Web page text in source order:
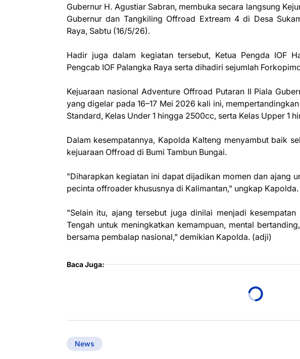
Gubernur H. Agustiar Sabran, membuka secara langsung
Gubernur dan Tangkiling Offroad Extream 4 di Desa
Raya, Sabtu (16/5/26).
Hadir juga dalam kegiatan tersebut, Ketua Pengda IOF
Pengcab IOF Palangka Raya serta dihadiri sejumlah
Kejuaraan nasional Adventure Offroad Putaran II Piala
yang digelar pada 16–17 Mei 2026 kali ini,
Standard, Kelas Under 1 hingga 2500cc, serta Kelas Upper 1
Dalam kesempatannya, Kapolda Kalteng menyambut baik
kejuaraan Offroad di Bumi Tambun Bungai.
"Diharapkan kegiatan ini dapat dijadikan momen dan ajang
pecinta offroader khususnya di Kalimantan," ungkap Kapolda.
"Selain itu, ajang tersebut juga dinilai menjadi
Tengah untuk meningkatkan kemampuan, mental
bersama pembalap nasional," demikian Kapolda. (adji)
Baca Juga:
News